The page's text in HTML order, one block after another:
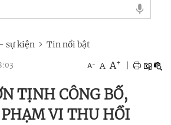
sự kiện Tin nổi bật
A- A A+
TỊNH CÔNG BỐ,
VI THU HỒI